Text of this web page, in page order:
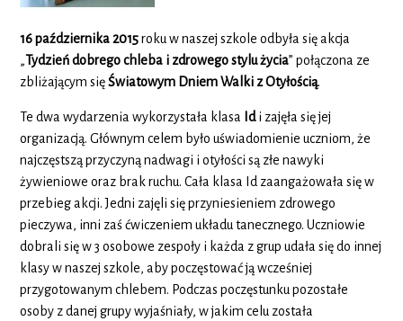
16 października 2015roku w naszej szkole odbyła się akcja
„Tydzień dobrego chleba i zdrowego stylu życia” połączona ze
zbliżającym sięŚwiatowym Dniem Walki z Otyłością.
Te dwa wydarzenia wykorzystała klasa Idi zajęła się jej
organizacją. Głównym celem było uświadomienie uczniom, że
najczęstszą przyczyną nadwagi i otyłości są złe nawyki
żywieniowe oraz brak ruchu. Cała klasa Id zaangażowała się w
przebieg akcji. Jedni zajęli się przyniesieniem zdrowego
pieczywa, inni zaś ćwiczeniem układu tanecznego. Uczniowie
dobrali się w 3 osobowe zespoły i każda z grup udała się do innej
klasy w naszej szkole, aby poczęstować ją wcześniej
przygotowanym chlebem. Podczas poczęstunku pozostałe
osoby z danej grupy wyjaśniały, w jakim celu została